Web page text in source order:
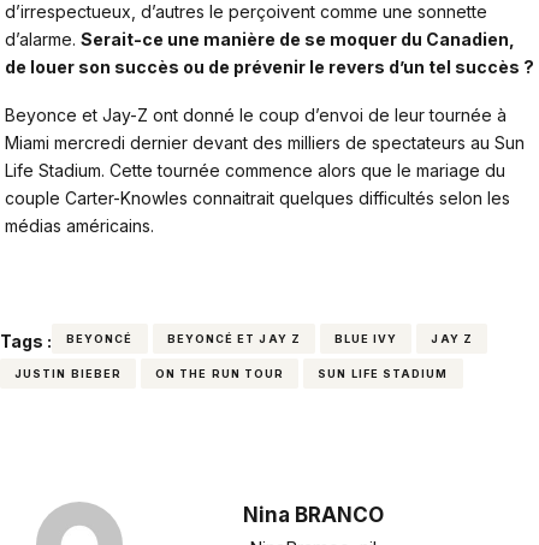
d’irrespectueux, d’autres le perçoivent comme une sonnette
d’alarme. Serait-ce une manière de se moquer du Canadien,
de louer son succès ou de prévenir le revers d’un tel succès ?
Beyonce et Jay-Z ont donné le coup d’envoi de leur tournée à
Miami mercredi dernier devant des milliers de spectateurs au Sun
Life Stadium. Cette tournée commence alors que le mariage du
couple Carter-Knowles connaitrait quelques difficultés selon les
médias américains.
Tags : BEYONCÉ BEYONCÉ ET JAY Z BLUE IVY JAY Z
JUSTIN BIEBER ON THE RUN TOUR SUN LIFE STADIUM
Nina BRANCO